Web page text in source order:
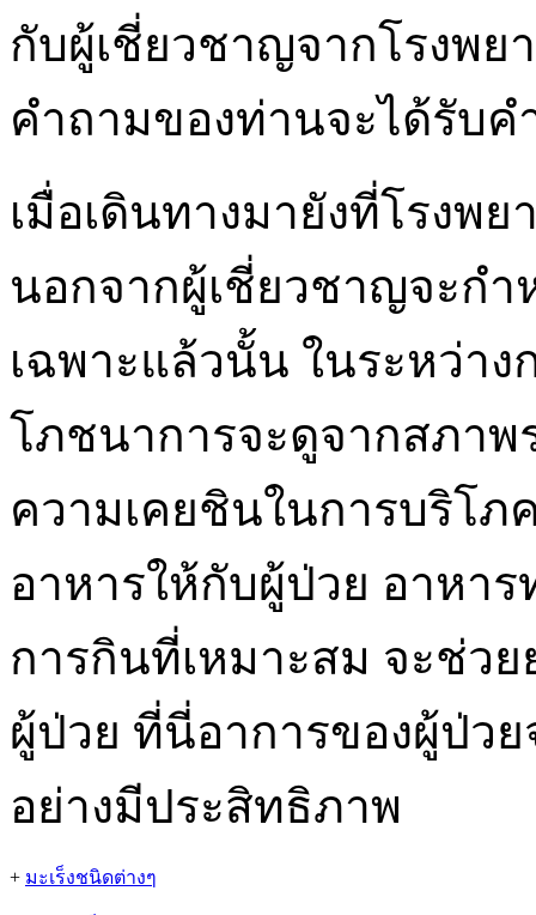
กับผู้เชี่ยวชาญจากโรงพย
คำถามของท่านจะได้รับ
เมื่อเดินทางมายังที่โรงพ
นอกจากผู้เชี่ยวชาญจะก
เฉพาะแล้วนั้น ในระหว่า
โภชนาการจะดูจากสภาพ
ความเคยชินในการบริโภ
อาหารให้กับผู้ป่วย อาหา
การกินที่เหมาะสม จะช่ว
ผู้ป่วย ที่นี่อาการของผู้ป่ว
อย่างมีประสิทธิภาพ
+ มะเร็งชนิดต่างๆ